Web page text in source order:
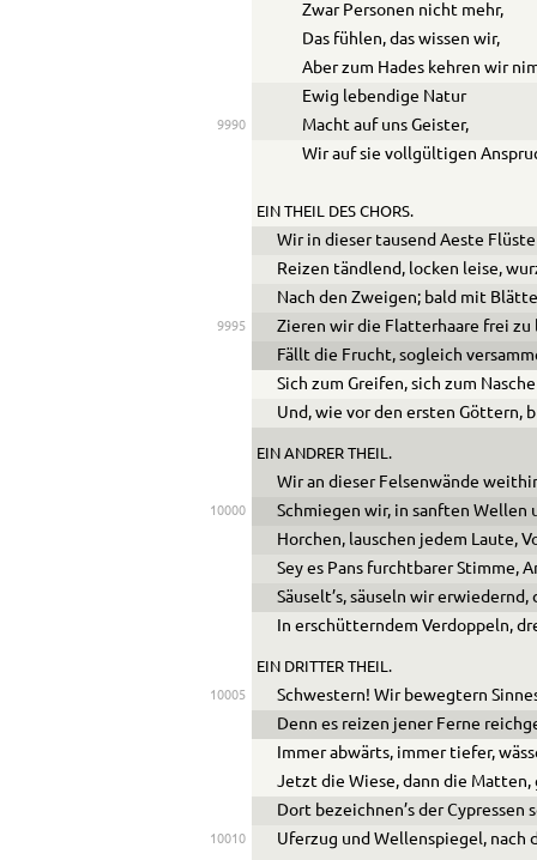
Zwar Personen nicht mehr,
Das fühlen, das wissen wir,
Aber zum Hades kehren wir
Ewig lebendige Natur
9990
Macht auf uns Geister,
Wir auf sie vollgültigen
EIN THEIL DES CHORS.
Wir in dieser tausend Aeste
Reizen tändlend, locken leise,
Nach den Zweigen; bald mit
9995
Zieren wir die Flatterhaare frei zu
Fällt die Frucht, sogleich
Sich zum Greifen, sich zum
Und, wie vor den ersten Göttern,
EIN ANDRER THEIL.
Wir an dieser Felsenwände
10000
Schmiegen wir, in sanften Wellen
Horchen, lauschen jedem Laute,
Sey es Pans furchtbarer Stimme,
Säuselt’s, säuseln wir
In erschütterndem Verdoppeln,
EIN DRITTER THEIL.
10005
Schwestern! Wir bewegtern
Denn es reizen jener Ferne
Immer abwärts, immer tiefer,
Jetzt die Wiese, dann die Matten,
Dort bezeichnen’s der Cypressen
10010 Uferzug und Wellenspiegel, nach